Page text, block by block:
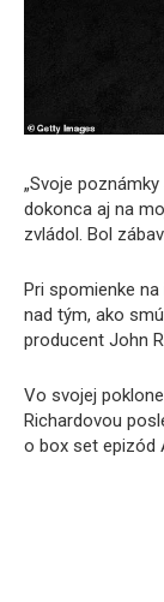
„Svoje
dokonca aj na
zvládol. Bol
Pri spomienke
nad tým, ako
producent John
Vo svojej
Richardovou
o box set epizód